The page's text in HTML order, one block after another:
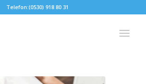
Telefon:(0530) 918 80 31